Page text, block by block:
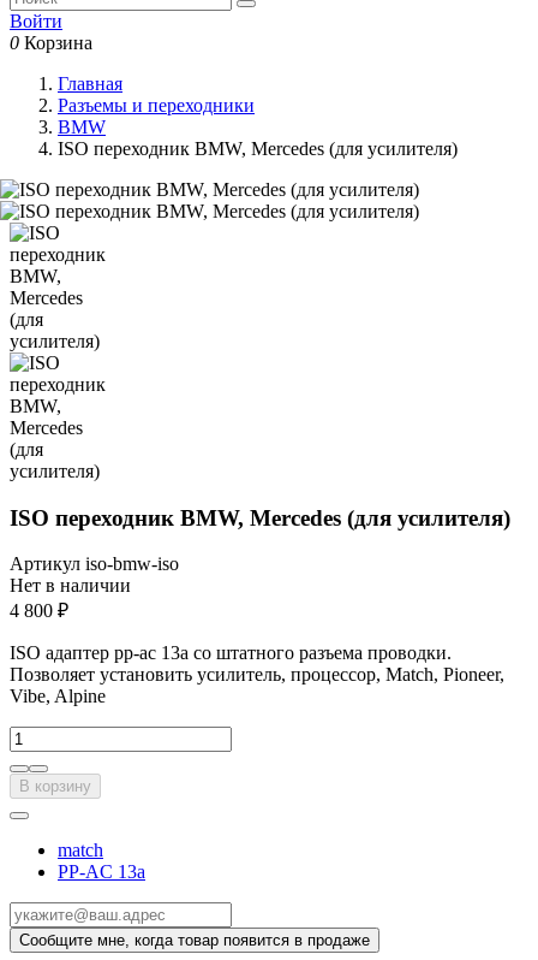
Войти
0 Корзина
Главная
Разъемы и переходники
BMW
ISO переходник BMW, Mercedes (для усилителя)
ISO переходник BMW, Mercedes (для усилителя)
Артикул iso-bmw-iso
Нет в наличии
4 800 ₽
ISO адаптер pp-ac 13a со штатного разъема проводки.
Позволяет установить усилитель, процессор, Match, Pioneer,
Vibe, Alpine
В корзину
match
PP-AC 13a